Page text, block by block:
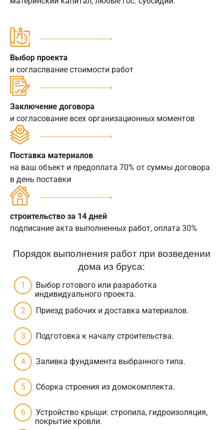
Выбор проекта
и согласлвание стоимости работ
Заключение договора
и согласование всех организационных моментов
Поставка материалов
на ваш объект и предоплата 70% от суммы договора
в день поставки
строительство за 14 дней
подписание акта выполненных работ, оплата 30%
Порядок выполнения работ при возведении
дома из бруса:
Выбор готового или разработка
индивидуального проекта.
Приезд рабочих и доставка материалов.
Подготовка к началу строительства.
Заливка фундамента выбранного типа.
Сборка строения из домокомплекта.
Устройство крыши: стропила, гидроизоляция,
покрытие кровли.